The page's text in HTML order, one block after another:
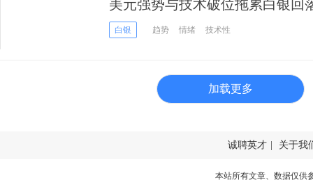
美元强势与技术破位拖累白银回
空头压力加剧
白银 趋势 情绪 技术性
加载更多
诚聘英才 关于我
本站所有文章、数据仅供